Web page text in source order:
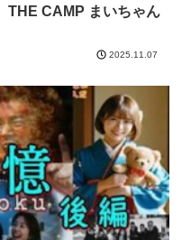
まいちゃん
2025.11.07